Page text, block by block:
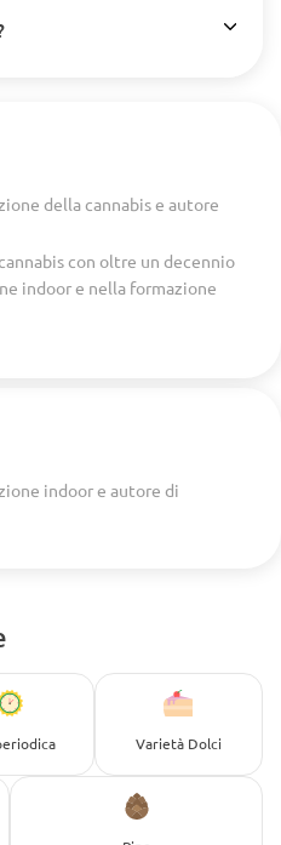
della cannabis e autore
con oltre un decennio
indoor e nella formazione
indoor e autore di
Varietà Dolci